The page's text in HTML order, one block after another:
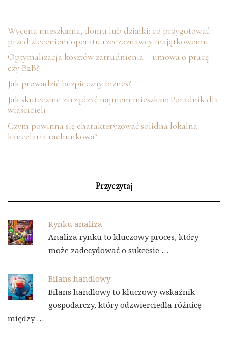
Wycena mieszkania, domu lub działki: co przygotować
przed zleceniem operatu rzeczoznawcy majątkowemu
Optymalizacja kosztów zatrudnienia – umowa o pracę
czy B2B?
Jak prowadzić bezpieczny biznes?
Jak skutecznie zarządzać najmem mieszkań: Poradnik dla
właścicieli
Czym powinna się charakteryzować solidna lokalna
kancelaria rachunkowa?
Przyczytaj
Rynku analiza
Analiza rynku to kluczowy proces, który
może zadecydować o sukcesie …
Bilans handlowy
Bilans handlowy to kluczowy wskaźnik
gospodarczy, który odzwierciedla różnicę
między …